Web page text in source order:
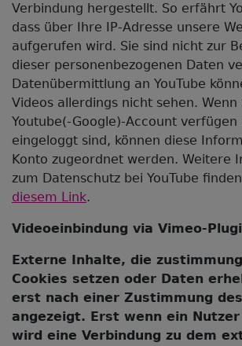
Verbindung hergestellt. So erfährt
dass über Ihre IP-Adresse unsere
aufgerufen wird. Sie sind nicht zur
dieser personenbezogenen Daten
Datenübermittlung an YouTube
Videos allerdings nicht sehen. Wenn
Youtube(-Google)-Account
eingeloggt sind, können diese
Konto zugeordnet werden. Weitere
zum Datenschutz bei YouTube
diesem Link.
Videoeinbindung via Vimeo-
Externe Inhalte, die
Cookies setzen oder Daten
erst nach einer Zustimmung
angezeigt. Erst wenn ein
wird eine Verbindung zu dem